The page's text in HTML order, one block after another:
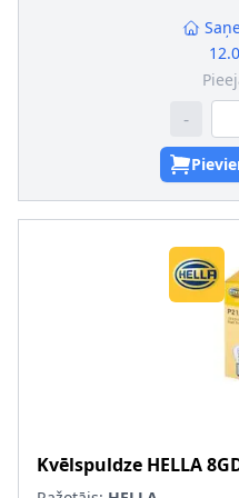
Montāža/demontāža
Kvēlspuldzes cokola
-
Kvēlspuldze HELLA